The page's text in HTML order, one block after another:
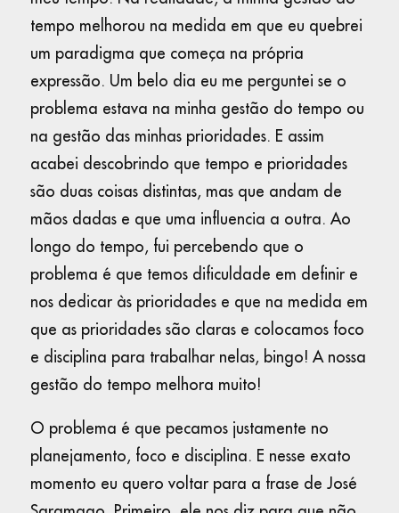
tempo melhorou na medida em que eu quebrei
um paradigma que começa na própria
expressão. Um belo dia eu me perguntei se o
problema estava na minha gestão do tempo ou
na gestão das minhas prioridades. E assim
acabei descobrindo que tempo e prioridades
são duas coisas distintas, mas que andam de
mãos dadas e que uma influencia a outra. Ao
longo do tempo, fui percebendo que o
problema é que temos dificuldade em definir e
nos dedicar às prioridades e que na medida em
que as prioridades são claras e colocamos foco
e disciplina para trabalhar nelas, bingo! A nossa
gestão do tempo melhora muito!
O problema é que pecamos justamente no
planejamento, foco e disciplina. E nesse exato
momento eu quero voltar para a frase de José